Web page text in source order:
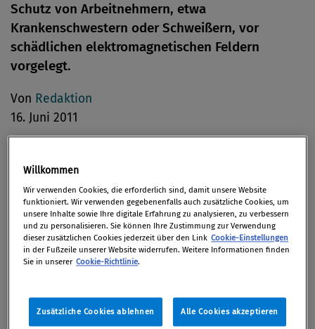
Schutz von Arbeitnehmern, etwa
Krankenschwestern oder Schweißern, vor
schädlichen elektromagnetischen Feldern
vorgelegt.
Von Redaktion
16. Juni 2011
Im Richtlinienvorschlag sollen
gesundheitsschädliche Auswirkungen klarer
definiert werden, ein aktualisiertes System von
Expositionsgrenzwerten eingeführt (Frequenzen, die
anerkanntermaßen schädliche Auswirkungen auf
zentrale Nervensystem haben) und eine Reihe von
Bestimmungen aufgenommen werden, die die
Willkommen
Wir verwenden Cookies, die erforderlich sind, damit unsere Website
funktioniert. Wir verwenden gegebenenfalls auch zusätzliche Cookies, um
unsere Inhalte sowie Ihre digitale Erfahrung zu analysieren, zu verbessern
und zu personalisieren. Sie können Ihre Zustimmung zur Verwendung
dieser zusätzlichen Cookies jederzeit über den Link Cookie-Einstellungen
in der Fußzeile unserer Website widerrufen. Weitere Informationen finden
Sie in unserer Cookie-Richtlinie.
Zusätzliche Cookies ablehnen Alle Cookies akzeptieren